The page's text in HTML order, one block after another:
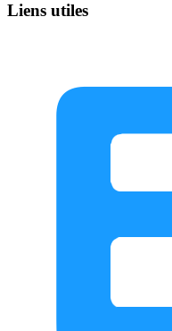
Liens utiles